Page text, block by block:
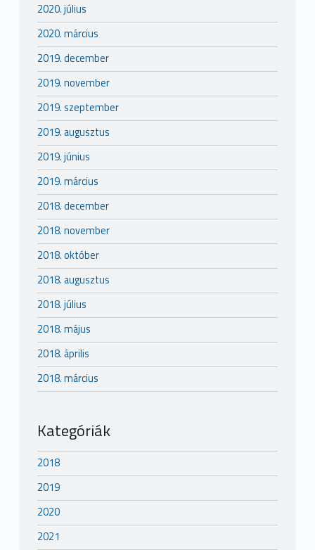
2020. július
2020. március
2019. december
2019. november
2019. szeptember
2019. augusztus
2019. június
2019. március
2018. december
2018. november
2018. október
2018. augusztus
2018. július
2018. május
2018. április
2018. március
Kategóriák
2018
2019
2020
2021